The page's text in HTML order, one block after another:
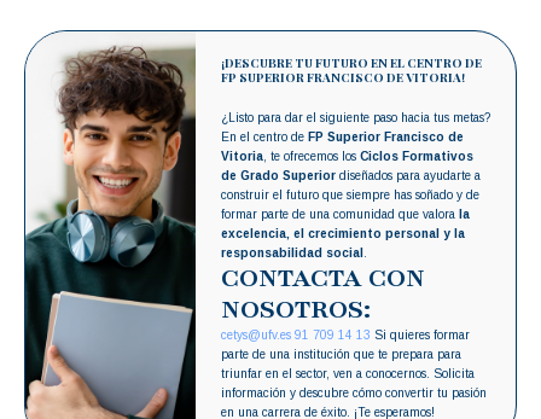
¡DESCUBRE TU FUTURO EN EL CENTRO DE
FP SUPERIOR FRANCISCO DE VITORIA!
¿Listo para dar el siguiente paso hacia tus metas?
En el centro de FP Superior Francisco de
Vitoria , te ofrecemos losCiclos Formativos
de Grado Superior diseñados para ayudarte a
construir el futuro que siempre has soñado y de
formar parte de una comunidad que valora
la
excelencia, el crecimiento personal y la
responsabilidad social
CONTACTA CON
NOSOTROS:
cetys@ufv.es 91 709 14 13 Si quieres formar
parte de una institución que te prepara para
triunfar en el sector, ven a conocernos. Solicita
información y descubre cómo convertir tu pasión
en una carrera de éxito. ¡Te esperamos!